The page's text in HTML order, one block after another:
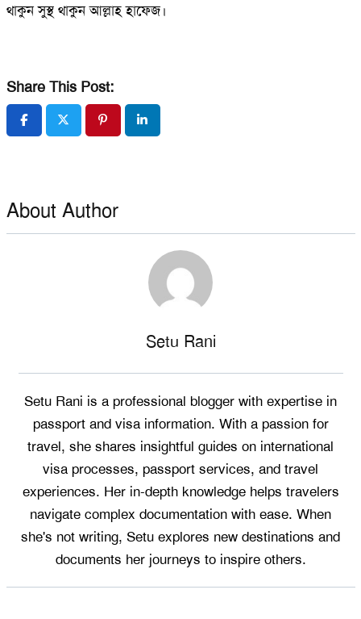
থাকুন সুস্থ থাকুন আল্লাহ হাফেজ।
Share This Post:
About Author
Setu Rani
Setu Rani is a professional blogger with expertise in
passport and visa information. With a passion for
travel, she shares insightful guides on international
visa processes, passport services, and travel
experiences. Her in-depth knowledge helps travelers
navigate complex documentation with ease. When
she's not writing, Setu explores new destinations and
documents her journeys to inspire others.